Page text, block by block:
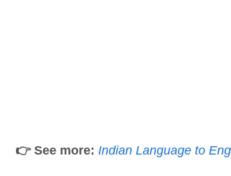
👉 See more: Indian Language to